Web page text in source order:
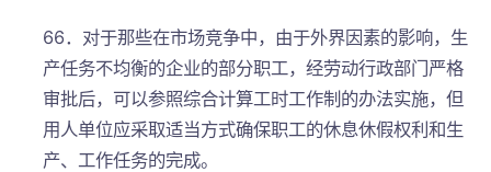
66．对于那些在市场竞争中，由于外界因素的影响，生
产任务不均衡的企业的部分职工，经劳动行政部门严格
审批后，可以参照综合计算工时工作制的办法实施，但
用人单位应采取适当方式确保职工的休息休假权利和生
产、工作任务的完成。